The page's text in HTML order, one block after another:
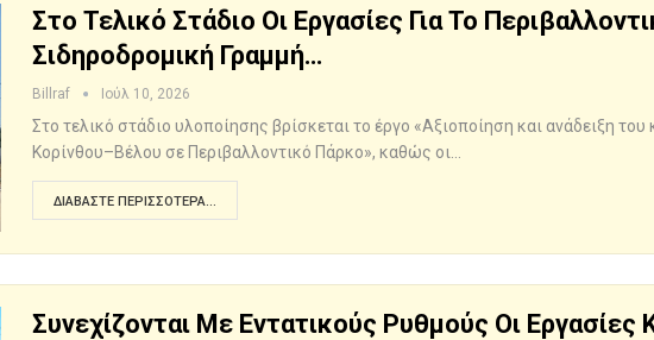
Στο Τελικό Στάδιο Οι Εργασίες Για Το
Σιδηροδρομική Γραμμή…
Billraf Ιούλ 10, 2026
Στο τελικό στάδιο υλοποίησης βρίσκεται το έργο «Αξιοποίηση και ανάδειξη
Κορίνθου–Βέλου σε Περιβαλλοντικό Πάρκο», καθώς οι…
ΔΙΑΒΆΣΤΕ ΠΕΡΙΣΣΌΤΕΡΑ...
Συνεχίζονται Με Εντατικούς Ρυθμούς Οι